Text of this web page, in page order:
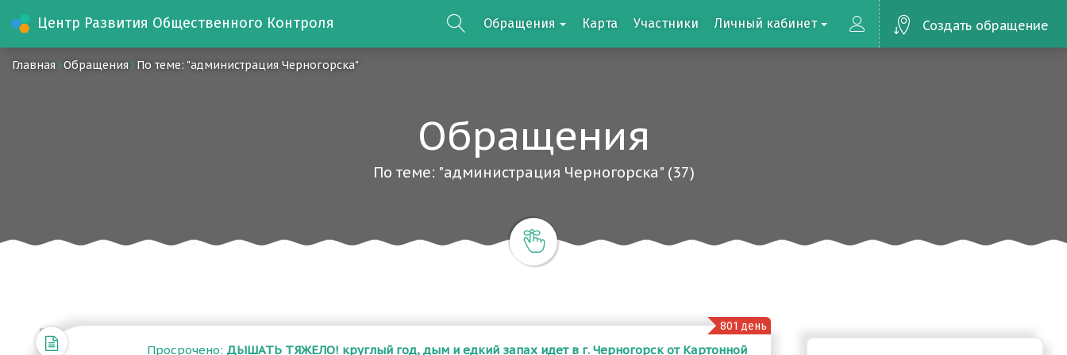
Центр Развития Общественного Контроля Создать обращение
Обращения Карта Участники Личный кабинет
Главная Обращения По теме: "администрация Черногорска"
Обращения
По теме: "администрация Черногорска" (37)
Просрочено: ДЫШАТЬ ТЯЖЕЛО! круглый год, дым и едкий запах идет в г. Черногорск от Картонной
801 день